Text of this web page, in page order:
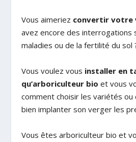
Vous aimeriez convertir votre
avez encore des interrogations
maladies ou de la fertilité du sol
Vous voulez vous installer en
qu’arboriculteur bio et vous
comment choisir les variétés
bien implanter son verger les
Vous êtes arboriculteur bio et